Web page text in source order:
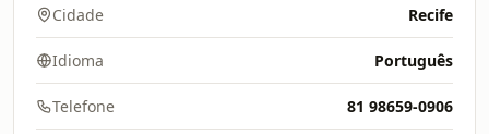
Cidade Recife
Idioma Português
Telefone 81 98659-0906